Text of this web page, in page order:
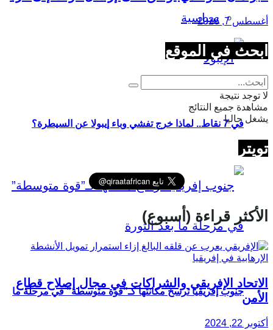
سياسية
في 7 نقاط.. لماذا خرج تفشي وباء إيبولا عن السيطرة؟
جنوب إفريقيا ترسخ مكانتها كـ”قوة متوسطة” في مرحلة ما
أغسطس 7, 2026
ابحث في الموقع
لا توجد نتيجة
مشاهدة جميع النتائج
يشغل حاليا
تويتر
الأكثر قراءة (أسبوع)
الاتحاد الإفريقي والشراكات في مجال إصلاح قطاع
الأمن
أكتوبر 22, 2024